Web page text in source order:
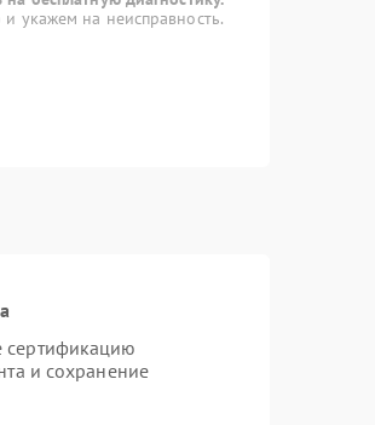
укажем на неисправность.
сертификацию
и сохранение